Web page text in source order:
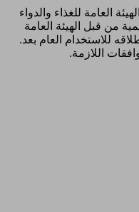
العامة للغذاء والدواء
من قبل الهيئة العامة
للاستخدام العام بعد.
اللازمة.